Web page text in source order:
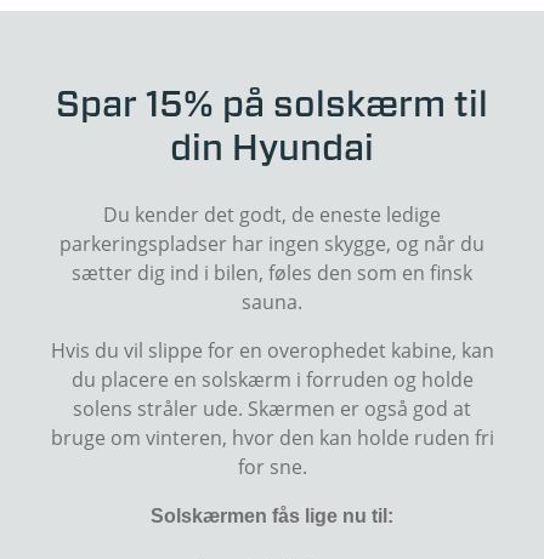
Spar 15% på solskærm til
din Hyundai
Du kender det godt, de eneste ledige
parkeringspladser har ingen skygge, og når du
sætter dig ind i bilen, føles den som en finsk
sauna.
Hvis du vil slippe for en overophedet kabine, kan
du placere en solskærm i forruden og holde
solens stråler ude. Skærmen er også god at
bruge om vinteren, hvor den kan holde ruden fri
for sne.
Solskærmen fås lige nu til: